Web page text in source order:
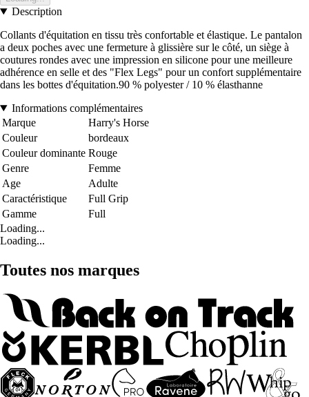
Description
Collants d'équitation en tissu très confortable et élastique. Le pantalon
a deux poches avec une fermeture à glissière sur le côté, un siège à
coutures rondes avec une impression en silicone pour une meilleure
adhérence en selle et des "Flex Legs" pour un confort supplémentaire
dans les bottes d'équitation.90 % polyester / 10 % élasthanne
Informations complémentaires
Marque
Harry's Horse
Couleur
bordeaux
Couleur dominante Rouge
Genre
Femme
Age
Adulte
Caractéristique
Full Grip
Gamme
Full
Loading...
Loading...
Toutes nos marques